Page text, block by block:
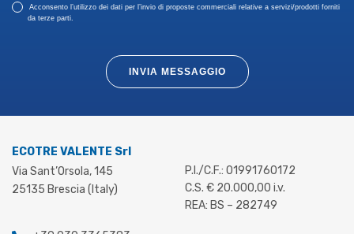
Acconsento l’utilizzo dei dati per l’invio di proposte commerciali relative a servizi/prodotti forniti
da terze parti.
INVIA MESSAGGIO
ECOTRE VALENTE Srl
Via Sant’Orsola, 145
25135 Brescia (Italy)
P.I./C.F.: 01991760172
C.S. € 20.000,00 i.v.
REA: BS – 282749